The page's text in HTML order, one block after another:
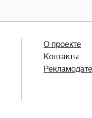
О проекте
Контакты